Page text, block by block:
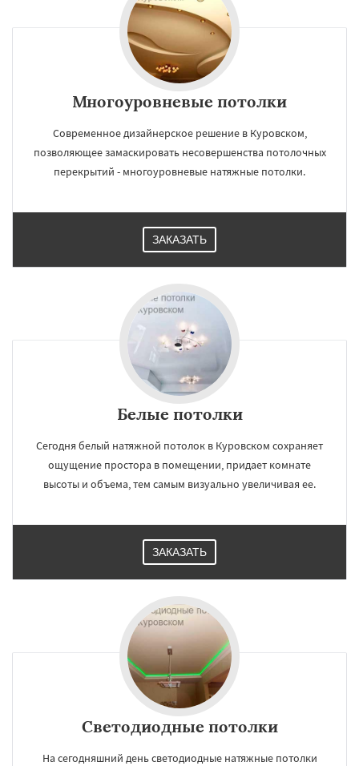
Многоуровневые потолки
Современное дизайнерское решение в Куровском,
позволяющее замаскировать несовершенства потолочных
перекрытий - многоуровневые натяжные потолки.
ЗАКАЗАТЬ
Белые потолки
Сегодня белый натяжной потолок в Куровском сохраняет
ощущение простора в помещении, придает комнате
высоты и объема, тем самым визуально увеличивая ее.
ЗАКАЗАТЬ
Светодиодные потолки
На сегодняшний день светодиодные натяжные потолки